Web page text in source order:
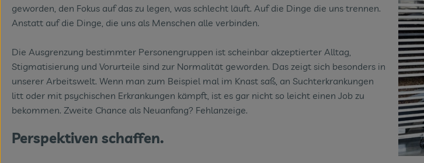
geworden, den Fokus auf das zu legen, was schlecht läuft. Auf die Dinge die uns trennen.
Anstatt auf die Dinge, die uns als Menschen alle verbinden.
Die Ausgrenzung bestimmter Personengruppen ist scheinbar akzeptierter Alltag,
Stigmatisierung und Vorurteile sind zur Normalität geworden. Das zeigt sich besonders in
unserer Arbeitswelt. Wenn man zum Beispiel mal im Knast saß, an Suchterkrankungen
litt oder mit psychischen Erkrankungen kämpft, ist es gar nicht so leicht einen Job zu
bekommen. Zweite Chance als Neuanfang? Fehlanzeige.
Perspektiven schaffen.